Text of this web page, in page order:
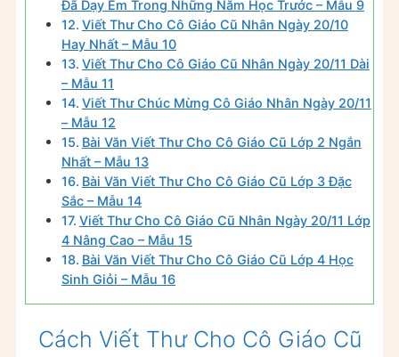
Đã Dạy Em Trong Những Năm Học Trước – Mẫu 9
Viết Thư Cho Cô Giáo Cũ Nhân Ngày 20/10
Hay Nhất – Mẫu 10
Viết Thư Cho Cô Giáo Cũ Nhân Ngày 20/11 Dài
– Mẫu 11
Viết Thư Chúc Mừng Cô Giáo Nhân Ngày 20/11
– Mẫu 12
Bài Văn Viết Thư Cho Cô Giáo Cũ Lớp 2 Ngắn
Nhất – Mẫu 13
Bài Văn Viết Thư Cho Cô Giáo Cũ Lớp 3 Đặc
Sắc – Mẫu 14
Viết Thư Cho Cô Giáo Cũ Nhân Ngày 20/11 Lớp
4 Nâng Cao – Mẫu 15
Bài Văn Viết Thư Cho Cô Giáo Cũ Lớp 4 Học
Sinh Giỏi – Mẫu 16
Cách Viết Thư Cho Cô Giáo Cũ